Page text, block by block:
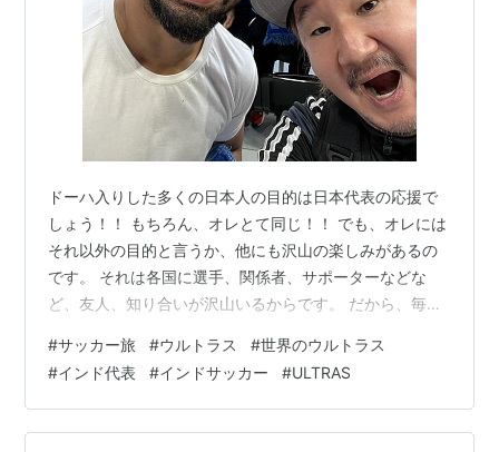
ドーハ入りした多くの日本人の目的は日本代表の応援で
しょう！！ もちろん、オレとて同じ！！ でも、オレには
それ以外の目的と言うか、他にも沢山の楽しみがあるの
です。 それは各国に選手、関係者、サポーターなどな
ど、友人、知り合いが沢山いるからです。 だから、毎日
好きで、興味も同じだと、動き方まで似てくるやつがい
るのです！？苦笑 それがインドのウルトラス『Blue
Pilgrims』のボスのやつです。笑 4年ぶりに再会して、そ
の後、何度も会いました。 そして、飲みにも行きまし
#サッカー旅 #ウルトラス #世界のウルトラス
#インド代表 #インドサッカー #ULTRAS